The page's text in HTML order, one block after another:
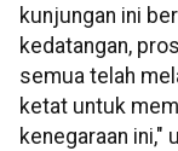
kunjungan ini
kedatangan,
semua telah
ketat untuk
kenegaraan ini,"